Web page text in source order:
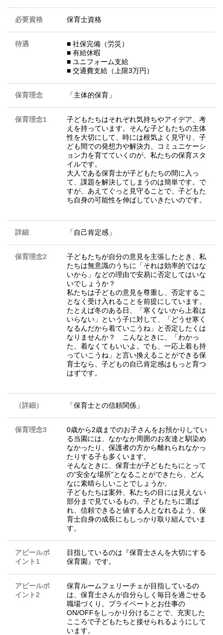
必要資格 保育士資格
待遇
■ 社保完備（労災）
■ 有給休暇
■ ユニフォーム支給
■ 交通費支給（上限3万円）
保育理念 「主体的保育」
保育理念1
子どもたちはそれぞれ気持ちやアイデア、考
えを持っています。そんな子どもたちの主体
性を大切にして、時には根気よく見守り、子
ども間での発想力や解決力、コミュニケーシ
ョン力を育てていくのが、私たちの保育スタ
イルです。
大人である保育士が子どもたちの間に入っ
て、課題を解決してしまうのは簡単です。で
すが、あえてぐっと見守ることで、子どもた
ち自身の可能性を伸ばしていきたいのです。
詳細 「自己肯定感」
保育理念2
子どもたちが自分の意見を主張したとき、私
たちは無意識のうちに「それは効率的ではな
いから」などの理由で安易に否定してはいな
いでしょうか？
私たちは子どもの意見を尊重し、否定するこ
となく受け入れることを前提にしています。
たとえば冬のある日、「寒くないから上着は
いらない」という子に対して、「どうせ寒く
なるんだから着ていこうね」と否定したくは
なりませんか？ こんなときに、「わかっ
た、着なくてもいいよ。でも、一応上着も持
っていこうね」と言い換えることができる保
育士なら、子どもの自己肯定感はもっと育つ
はずです。
（詳細） 「保育士との信頼関係」
保育理念3
0歳から2歳までのお子さんをお預かりしてい
る当園には、なかなか周囲のお友達と馴染め
なかったり、保護者の方から離れられなかっ
たりする子も多くいます。
そんなときに、保育士が子どもたちにとって
の“安全な場所”となることができたら、どん
なに素晴らしいことでしょうか。
子どもたちは案外、私たちの目には見えない
部分まで見ているもの。子どもたちに選ば
れ、信頼できると値する人となれるよう、保
育士自身の成長にもしっかり取り組んでいま
す。
アピールポ
イント1
目指しているのは『保育士さんを大切にする
保育園』です。
アピールポ
イント2
保育ルームフェリーチェが目指しているの
は、保育士さんが自分らしく毎日を過ごせる
職場づくり。プライベートとお仕事の
ON/OFFをしっかり分けることで、充実した
こころで子どもたちと接せられるようにして
います。